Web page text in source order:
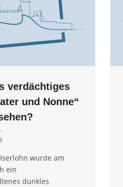
verdächtiges
und Nonne“
wurde am
ein
dunkles